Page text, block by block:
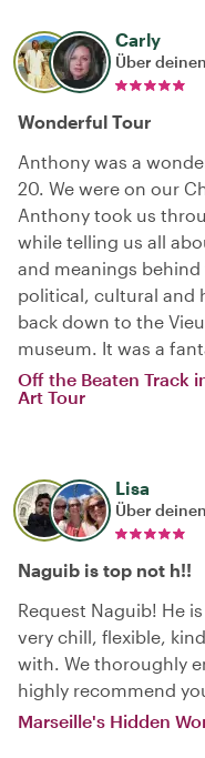
Carly
Über
Wonderful Tour
Anthony was a
20. We were on our
Anthony took us
while telling us all
and meanings
political, cultural and
back down to the
museum. It was a
Off the Beaten Track
Art Tour
Lisa
Über
Naguib is top not h!!
Request Naguib! He
very chill, flexible,
with. We thoroughly
highly recommend
Marseille's Hidden